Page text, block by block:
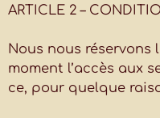
ARTICLE 2 –
Nous nous
moment l’accès aux
ce, pour quelque